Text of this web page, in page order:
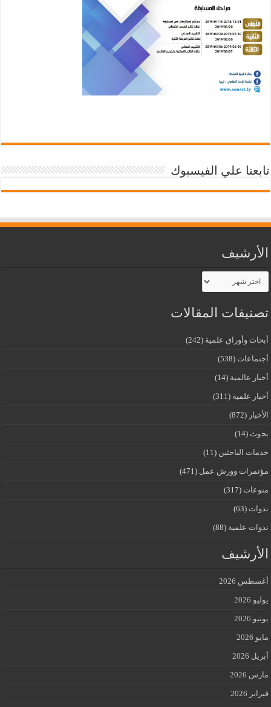
تابعنا علي الفيسبوك
الأرشيف
الأرشيف
تصنيفات المقالات
أبحاث وأوراق علمية (242)
أجتماعات (538)
أخبار عالمية (14)
أخبار علمية (311)
الأخبار (872)
بحوث (14)
خدمات الباحثين (11)
مؤتمرات وورش عمل (471)
منوعات (317)
ندوات (63)
ندوات علمية (88)
الأرشيف
أغسطس 2026
يوليو 2026
يونيو 2026
مايو 2026
أبريل 2026
مارس 2026
فبراير 2026